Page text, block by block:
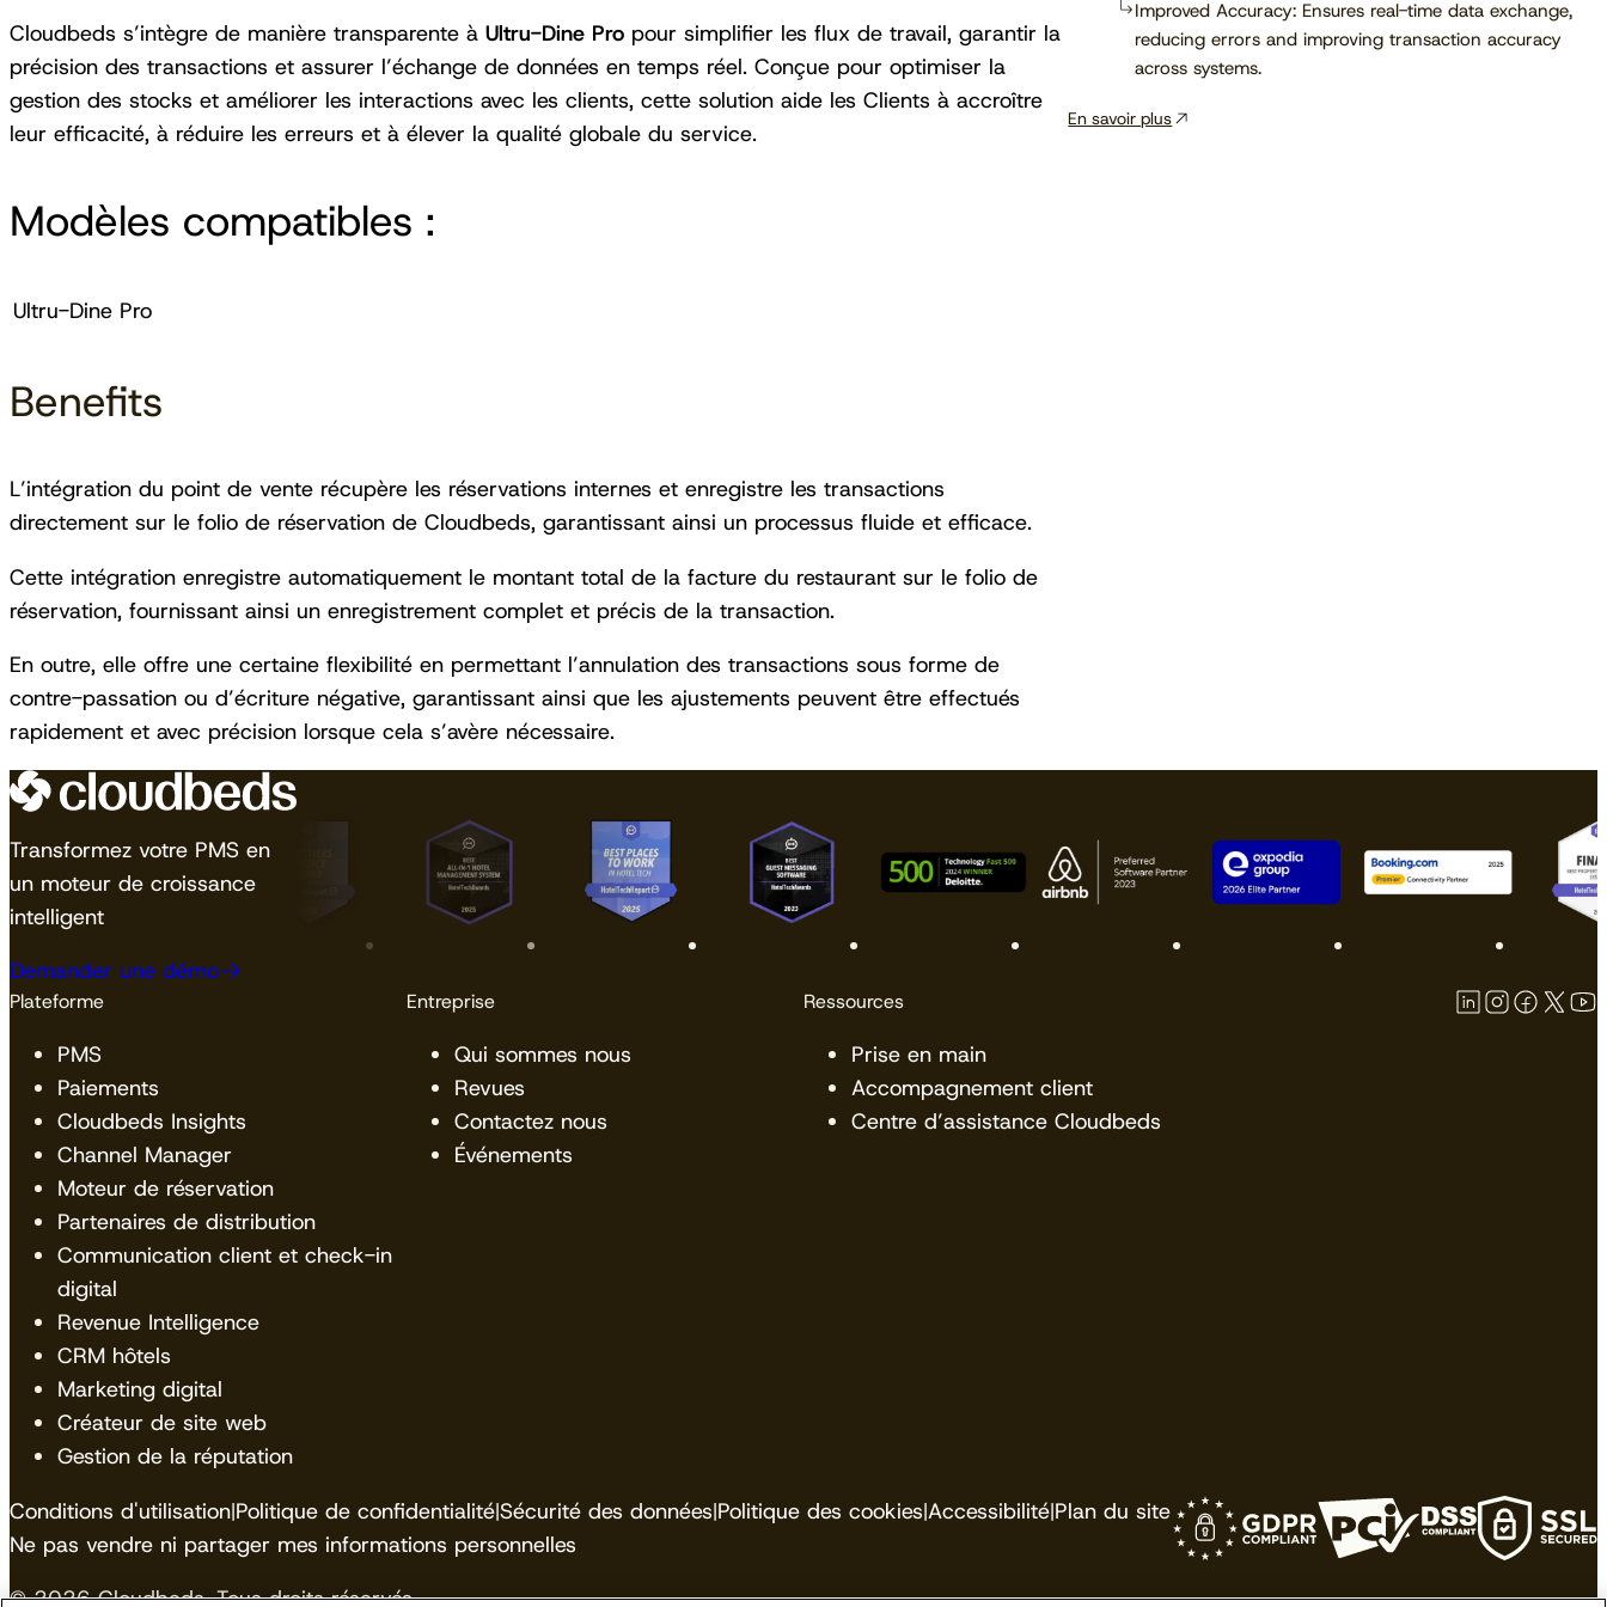
Cloudbeds s’intègre de manière transparente à Ultru-Dine Pro pour simplifier les flux de travail, garantir la
précision des transactions et assurer l’échange de données en temps réel. Conçue pour optimiser la
gestion des stocks et améliorer les interactions avec les clients, cette solution aide les Clients à accroître
leur efficacité, à réduire les erreurs et à élever la qualité globale du service.
Modèles compatibles :
Ultru-Dine Pro
Benefits
L’intégration du point de vente récupère les réservations internes et enregistre les transactions
directement sur le folio de réservation de Cloudbeds, garantissant ainsi un processus fluide et efficace.
Cette intégration enregistre automatiquement le montant total de la facture du restaurant sur le folio de
réservation, fournissant ainsi un enregistrement complet et précis de la transaction.
En outre, elle offre une certaine flexibilité en permettant l’annulation des transactions sous forme de
contre-passation ou d’écriture négative, garantissant ainsi que les ajustements peuvent être effectués
rapidement et avec précision lorsque cela s’avère nécessaire.
Improved Accuracy: Ensures real-time data exchange,
reducing errors and improving transaction accuracy
across systems.
En savoir plus
Transformez votre PMS en
un moteur de croissance
intelligent
Demander une démo
Plateforme
PMS
Paiements
Cloudbeds Insights
Channel Manager
Moteur de réservation
Partenaires de distribution
Communication client et check-in
digital
Revenue Intelligence
CRM hôtels
Marketing digital
Créateur de site web
Gestion de la réputation
Entreprise
Qui sommes nous
Revues
Contactez nous
Événements
Ressources
Prise en main
Accompagnement client
Centre d’assistance Cloudbeds
Conditions d'utilisation|Politique de confidentialité|Sécurité des données|Politique des cookies|Accessibilité|Plan du site
Ne pas vendre ni partager mes informations personnelles
© 2026 Cloudbeds. Tous droits réservés.